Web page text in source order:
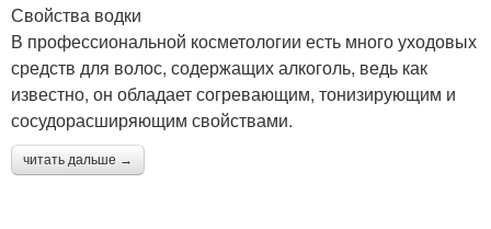
Свойства водки
В профессиональной косметологии есть много уходовых
средств для волос, содержащих алкоголь, ведь как
известно, он обладает согревающим, тонизирующим и
сосудорасширяющим свойствами.
читать дальше →